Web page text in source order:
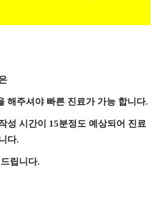
해주셔야 빠른 진료가 가능 합니다.
성 시간이 15분정도 예상되어 진료
다.
립니다.